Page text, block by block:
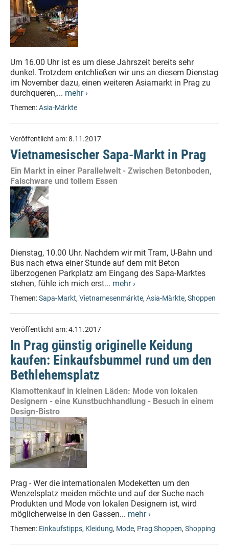
Um 16.00 Uhr ist es um diese Jahrszeit bereits sehr
dunkel. Trotzdem entchließen wir uns an diesem Dienstag
im November dazu, einen weiteren Asiamarkt in Prag zu
durchqueren,... mehr ›
Themen:Asia-Märkte
Veröffentlicht am:8.11.2017
Vietnamesischer Sapa-Markt in Prag
Ein Markt in einer Parallelwelt - Zwischen Betonboden,
Falschware und tollem Essen
Dienstag, 10.00 Uhr. Nachdem wir mit Tram, U-Bahn und
Bus nach etwa einer Stunde auf dem mit Beton
überzogenen Parkplatz am Eingang des Sapa-Marktes
stehen, fühle ich mich erst... mehr ›
Themen:Sapa-Markt, Vietnamesenmärkte, Asia-Märkte, Shoppen
Veröffentlicht am:4.11.2017
In Prag günstig originelle Keidung
kaufen: Einkaufsbummel rund um den
Bethlehemsplatz
Klamottenkauf in kleinen Läden: Mode von lokalen
Designern - eine Kunstbuchhandlung - Besuch in einem
Design-Bistro
Prag - Wer die internationalen Modeketten um den
Wenzelsplatz meiden möchte und auf der Suche nach
Produkten und Mode von lokalen Designern ist, wird
möglicherweise in den Gassen... mehr ›
Themen: Einkaufstipps, Kleidung, Mode, Prag Shoppen, Shopping